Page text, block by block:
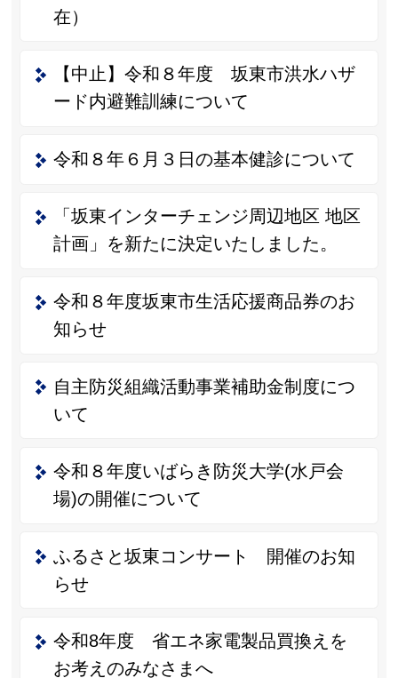
在）
【中止】令和８年度 坂東市洪水ハザ
ード内避難訓練について
令和８年６月３日の基本健診について
「坂東インターチェンジ周辺地区 地区
計画」を新たに決定いたしました。
令和８年度坂東市生活応援商品券のお
知らせ
自主防災組織活動事業補助金制度につ
いて
令和８年度いばらき防災大学(水戸会
場)の開催について
ふるさと坂東コンサート 開催のお知
らせ
令和8年度 省エネ家電製品買換えを
お考えのみなさまへ